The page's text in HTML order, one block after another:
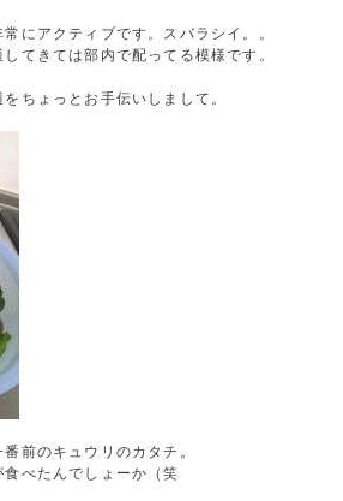
にアクティブです。スバラシイ。。
てきては部内で配ってる模様です。
ちょっとお手伝いしまして。
前のキュウリのカタチ。
べたんでしょーか（笑